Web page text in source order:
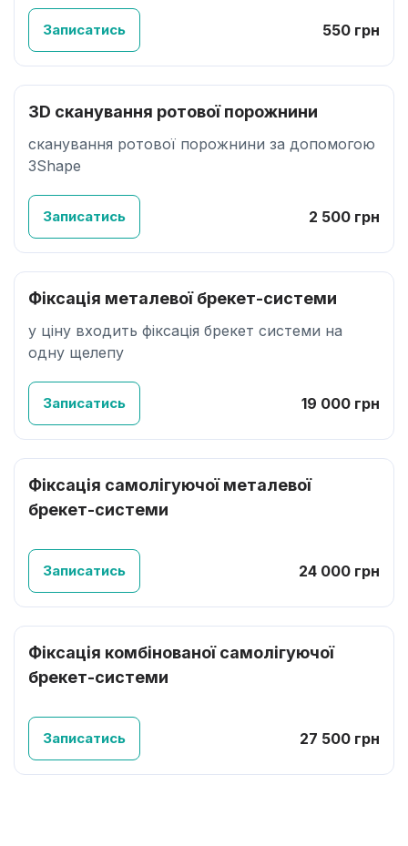
550 грн
Записатись
3D сканування ротової порожнини
сканування ротової порожнини за допомогою
3Shape
2 500 грн
Записатись
Фіксація металевої брекет-системи
у ціну входить фіксація брекет системи на
одну щелепу
19 000 грн
Записатись
Фіксація самолігуючої металевої
брекет-системи
24 000 грн
Записатись
Фіксація комбінованої самолігуючої
брекет-системи
27 500 грн
Записатись